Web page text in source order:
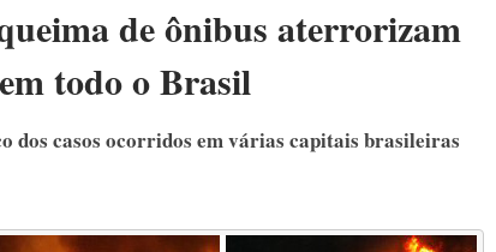
de ônibus aterrorizam
todo o Brasil
dos casos ocorridos em várias capitais brasileiras